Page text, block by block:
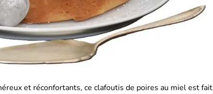
et réconfortants, ce clafoutis de poires au miel est fait